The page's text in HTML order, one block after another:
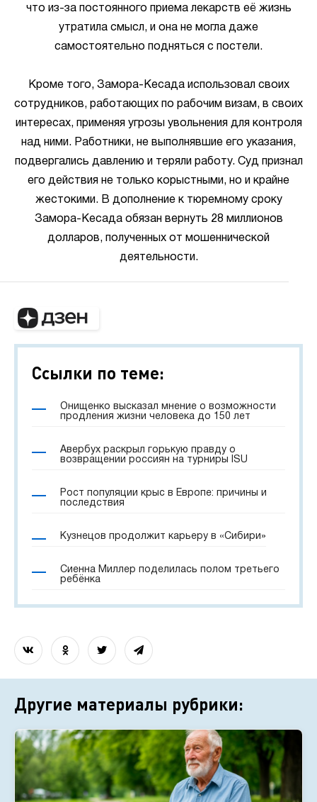
что из-за постоянного приема лекарств её жизнь
утратила смысл, и она не могла даже
самостоятельно подняться с постели.
Кроме того, Замора-Кесада использовал своих
сотрудников, работающих по рабочим визам, в своих
интересах, применяя угрозы увольнения для контроля
над ними. Работники, не выполнявшие его указания,
подвергались давлению и теряли работу. Суд признал
его действия не только корыстными, но и крайне
жестокими. В дополнение к тюремному сроку
Замора-Кесада обязан вернуть 28 миллионов
долларов, полученных от мошеннической
деятельности.
Ссылки по теме:
Онищенко высказал мнение о возможности
продления жизни человека до 150 лет
Авербух раскрыл горькую правду о
возвращении россиян на турниры ISU
Рост популяции крыс в Европе: причины и
последствия
Кузнецов продолжит карьеру в «Сибири»
Сиенна Миллер поделилась полом третьего
ребёнка
Другие материалы рубрики: